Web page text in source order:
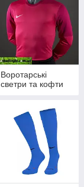
Воротарські
светри та кофти